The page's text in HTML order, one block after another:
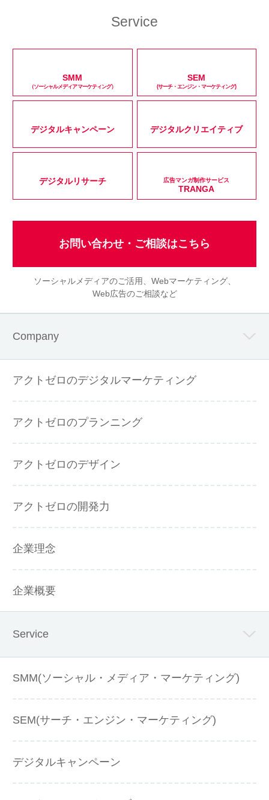
Service
SMM
（ソーシャルメディアマーケティング）
SEM
(サーチ・エンジン・マーケティング)
デジタルキャンペーン デジタルクリエイティブ
デジタルリサーチ 広告マンガ制作サービス
TRANGA
お問い合わせ・ご相談はこちら
ソーシャルメディアのご活用、Webマーケティング、
Web広告のご相談など
Company
アクトゼロのデジタルマーケティング
アクトゼロのプランニング
アクトゼロのデザイン
アクトゼロの開発力
企業理念
企業概要
Service
SMM(ソーシャル・メディア・マーケティング)
SEM(サーチ・エンジン・マーケティング)
デジタルキャンペーン